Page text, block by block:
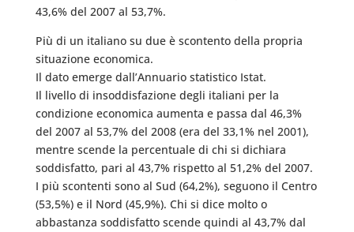
43,6% del 2007 al 53,7%.
Più di un italiano su due è scontento della propria
situazione economica.
Il dato emerge dall’Annuario statistico Istat.
Il livello di insoddisfazione degli italiani per la
condizione economica aumenta e passa dal 46,3%
del 2007 al 53,7% del 2008 (era del 33,1% nel 2001),
mentre scende la percentuale di chi si dichiara
soddisfatto, pari al 43,7% rispetto al 51,2% del 2007.
I più scontenti sono al Sud (64,2%), seguono il Centro
(53,5%) e il Nord (45,9%). Chi si dice molto o
abbastanza soddisfatto scende quindi al 43,7% dal